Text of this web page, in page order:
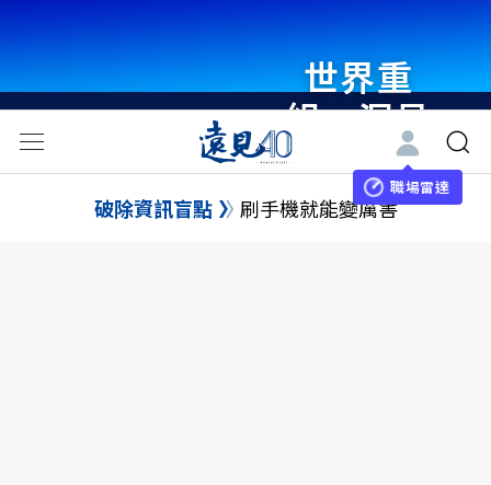
世界重
組・洞見
未來 與
世界領袖
職場雷達
破除資訊盲點 刷手機就能變厲害